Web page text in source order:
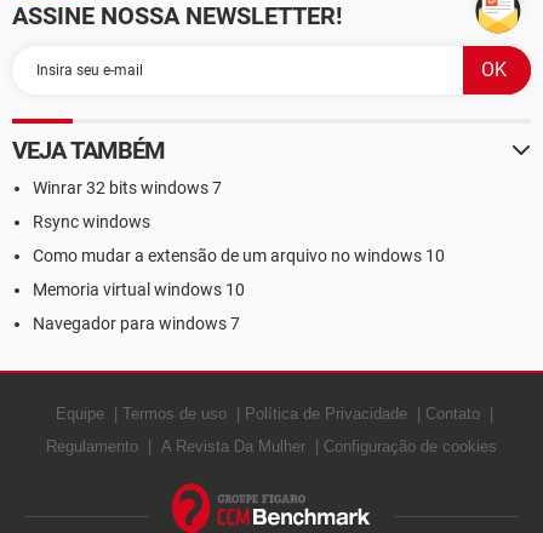
ASSINE NOSSA NEWSLETTER!
VEJA TAMBÉM
Winrar 32 bits windows 7
Rsync windows
Como mudar a extensão de um arquivo no windows 10
Memoria virtual windows 10
Navegador para windows 7
Equipe Termos de uso Política de Privacidade
Contato
Regulamento
A Revista Da Mulher Configuração de cookies